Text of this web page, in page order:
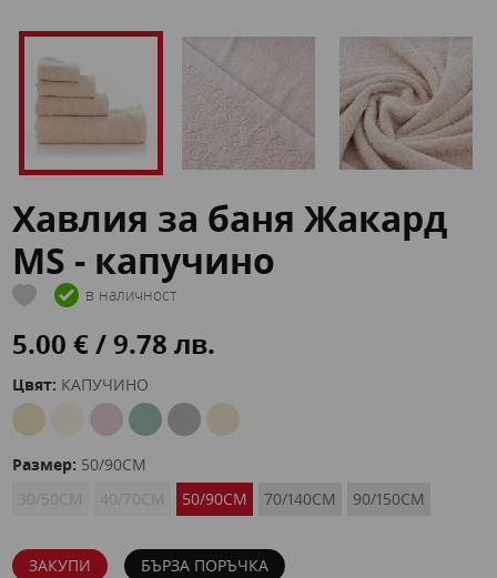
Хавлия за баня Жакард
MS - капучино
в наличност
5.00 € / 9.78 лв.
Цвят: КАПУЧИНО
Размер: 50/90СМ
30/50СМ
40/70СМ 50/90СМ 70/140СМ 90/150СМ
ЗАКУПИ БЪРЗА ПОРЪЧКА